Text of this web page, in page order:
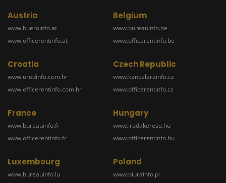
Austria
www.bueroinfo.at
www.officerentinfo.at
Belgium
www.bureauinfo.be
www.officerentinfo.be
Croatia
www.uredinfo.com.hr
www.officerentinfo.com.hr
Czech Republic
www.kancelareinfo.cz
www.officerentinfo.cz
France
www.bureauinfo.fr
www.officerentinfo.fr
Hungary
www.irodakereso.hu
www.officerentinfo.hu
Luxembourg
www.bureauinfo.lu
Poland
www.biurainfo.pl